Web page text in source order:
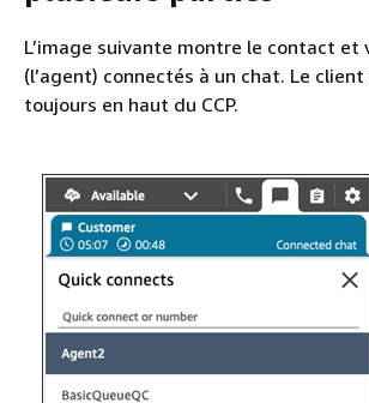
L’image suivante montre le contact et
(l’agent) connectés à un chat. Le
toujours en haut du CCP.